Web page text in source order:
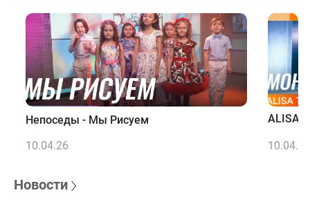
Непоседы - Мы Рисуем
10.04.26
ALISA
10.04.26
Новости